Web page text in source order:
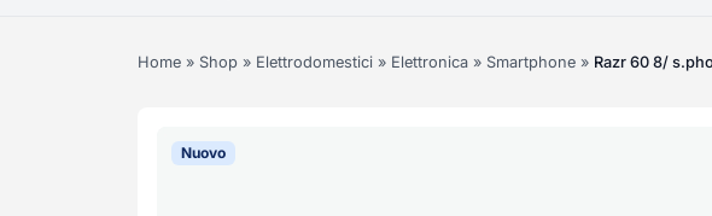
Home » Shop » Elettrodomestici » Elettronica » Smartphone » Razr 60 8/
Nuovo